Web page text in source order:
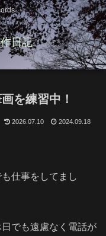
日記
を練習中！
2026.07.10 2024.09.18
仕事をしてまし
でも遠慮なく電話が